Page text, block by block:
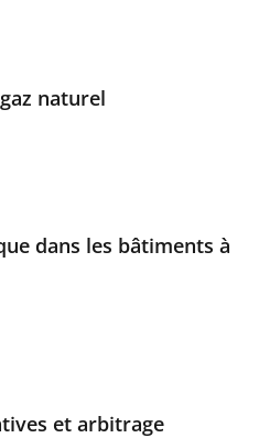
naturel
dans les bâtiments à
et arbitrage